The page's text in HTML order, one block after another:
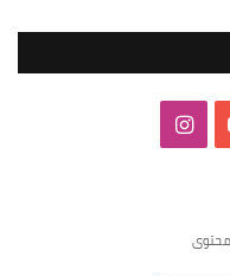
‫YouTubeانستقرام